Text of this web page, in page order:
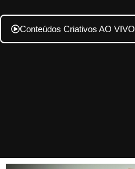
Conteúdos Criativos AO VIVO